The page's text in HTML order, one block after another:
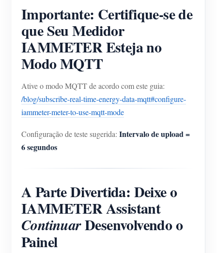
Importante: Certifique-se de
que Seu Medidor
IAMMETER Esteja no
Modo MQTT
Ative o modo MQTT de acordo com este guia:
/blog/subscribe-real-time-energy-data-mqtt#configure-
iammeter-meter-to-use-mqtt-mode
Configuração de teste sugerida: Intervalo de upload =
6 segundos
A Parte Divertida: Deixe o
IAMMETER Assistant
ContinuarDesenvolvendo o
Painel